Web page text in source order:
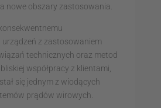
nowe obszary zastosowania.
z zastosowaniem
technicznych oraz metod
współpracy z klientami,
się jednym z wiodących
prądów wirowych.